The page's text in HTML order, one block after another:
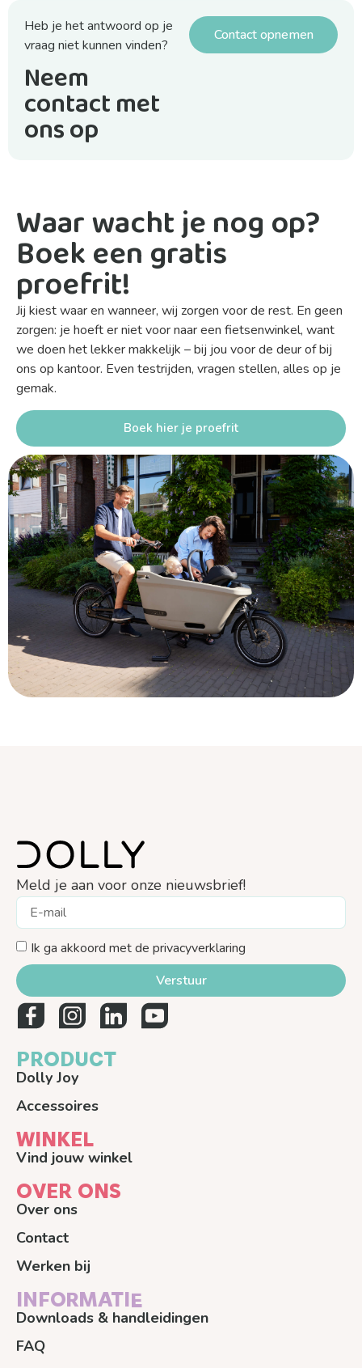
Heb je het antwoord op je
vraag niet kunnen vinden?
Neem
contact met
ons op
Contact opnemen
Waar wacht je nog op?
Boek een gratis
proefrit!
Jij kiest waar en wanneer, wij zorgen voor de rest. En geen
zorgen: je hoeft er niet voor naar een fietsenwinkel, want
we doen het lekker makkelijk – bij jou voor de deur of bij
ons op kantoor. Even testrijden, vragen stellen, alles op je
gemak.
Boek hier je proefrit
Meld je aan voor onze nieuwsbrief!
Ik ga akkoord met de privacyverklaring
Verstuur
PRODUCT
Dolly Joy
Accessoires
WINKEL
Vind jouw winkel
OVER ONS
Over ons
Contact
Werken bij
INFORMATIE
Downloads & handleidingen
FAQ